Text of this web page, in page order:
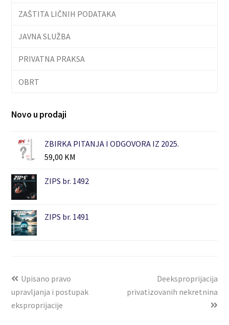
ZAŠTITA LIČNIH PODATAKA
JAVNA SLUŽBA
PRIVATNA PRAKSA
OBRT
Novo u prodaji
ZBIRKA PITANJA I ODGOVORA IZ 2025.
59,00 KM
ZIPS br. 1492
ZIPS br. 1491
Upisano pravo
upravljanja i postupak
eksproprijacije
Deeksproprijacija
privatizovanih nekretnina